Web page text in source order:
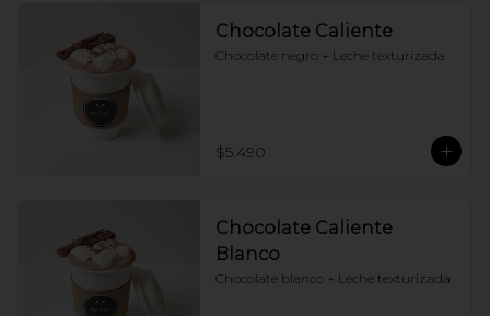
Chocolate Caliente
Chocolate negro + Leche texturizada
$5.490
Chocolate Caliente
Blanco
Chocolate blanco + Leche texturizada